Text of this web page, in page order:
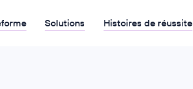
Solutions Histoires de réussite